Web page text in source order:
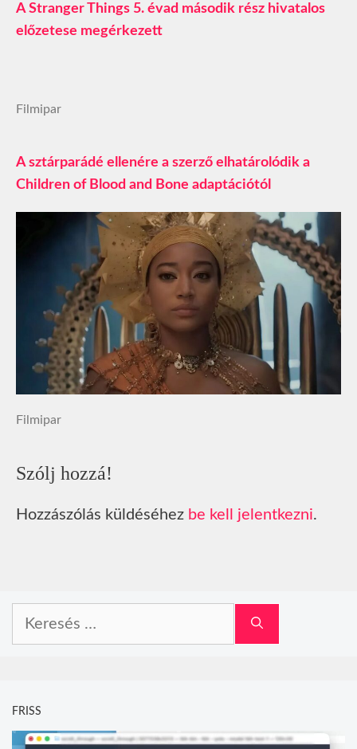
A Stranger Things 5. évad második rész hivatalos
előzetese megérkezett
Filmipar
A sztárparádé ellenére a szerző elhatárolódik a
Children of Blood and Bone adaptációtól
Filmipar
Szólj hozzá!
Hozzászólás küldéséhez be kell jelentkezni.
FRISS